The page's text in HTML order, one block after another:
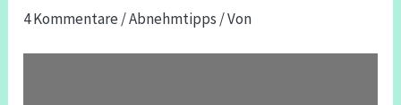
4 Kommentare /Abnehmtipps / Von